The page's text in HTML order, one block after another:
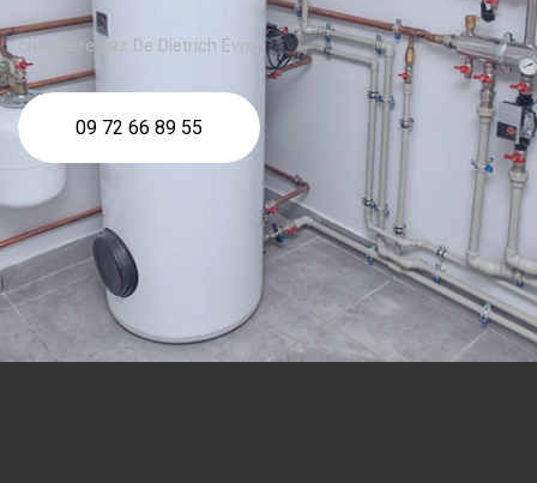
chaudière gaz De Dietrich Évron
09 72 66 89 55